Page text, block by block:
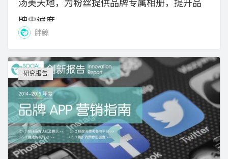
汤美天地，为粉丝提供品牌专属相册，提升品
牌忠诚度
胖鲸
研究报告